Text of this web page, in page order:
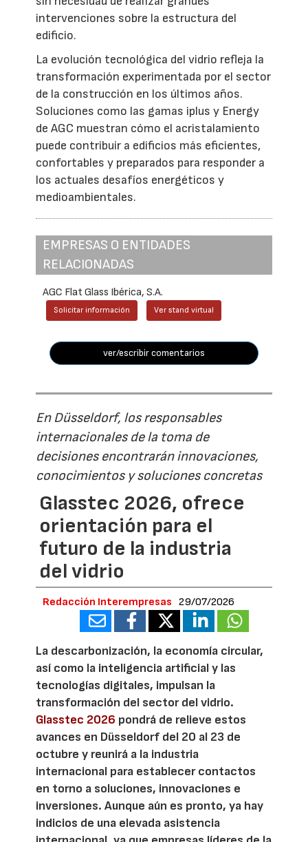
intervenciones sobre la estructura del
edificio.
La evolución tecnológica del vidrio refleja la
transformación experimentada por el sector
de la construcción en los últimos años.
Soluciones como las gamas iplus y Energy
de AGC muestran cómo el acristalamiento
puede contribuir a edificios más eficientes,
confortables y preparados para responder a
los actuales desafíos energéticos y
medioambientales.
EMPRESAS O ENTIDADES
RELACIONADAS
AGC Flat Glass Ibérica, S.A.
Solicitar información Ver stand virtual
ver/escribir comentarios
En Düsseldorf, los responsables
internacionales de la toma de
decisiones encontrarán innovaciones,
conocimientos y soluciones concretas
Glasstec 2026, ofrece
orientación para el
futuro de la industria
del vidrio
Redacción Interempresas 29/07/2026
La descarbonización, la economía circular,
así como la inteligencia artificial y las
tecnologías digitales, impulsan la
transformación del sector del vidrio.
Glasstec 2026 pondrá de relieve estos
avances en Düsseldorf del 20 al 23 de
octubre y reunirá a la industria
internacional para establecer contactos
en torno a soluciones, innovaciones e
inversiones. Aunque aún es pronto, ya hay
indicios de una elevada asistencia